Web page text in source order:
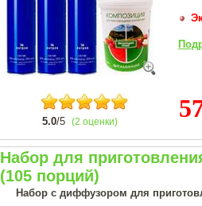
5.0/5 (2 оценки)
Набор для
(105 порций)
Набор с диффузором для